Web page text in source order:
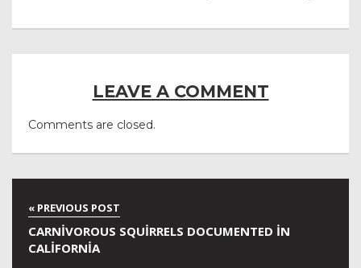
LEAVE A COMMENT
Comments are closed.
CARNIVOROUS SQUIRRELS DOCUMENTED IN
CALIFORNIA